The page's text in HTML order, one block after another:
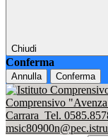
Chiudi
Conferma
Annulla Conferma
Comprensivo
Carrara Tel.